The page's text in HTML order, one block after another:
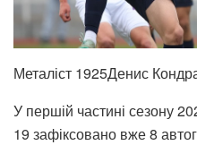
Металіст 1925Денис
У першій частині сезону
19 зафіксовано вже 8